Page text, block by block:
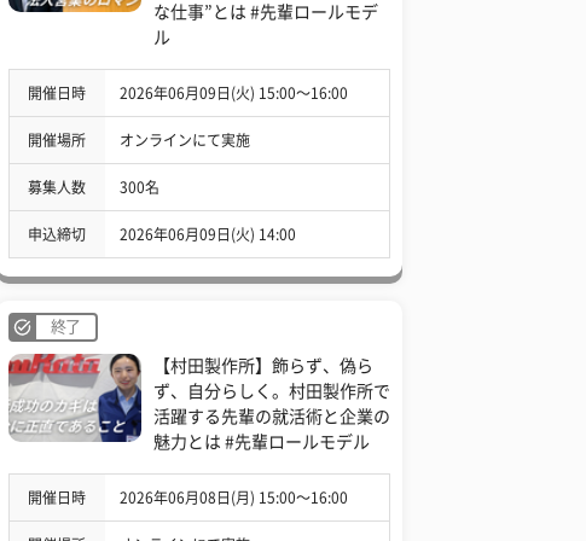
な仕事”とは #先輩ロールモデ
ル
開催日時 2026年06月09日(火) 15:00〜16:00
開催場所 オンラインにて実施
募集人数 300名
申込締切 2026年06月09日(火) 14:00
終了
【村田製作所】飾らず、偽ら
ず、自分らしく。村田製作所で
活躍する先輩の就活術と企業の
魅力とは #先輩ロールモデル
開催日時 2026年06月08日(月) 15:00〜16:00